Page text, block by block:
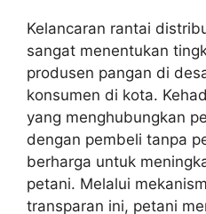
Kelancaran rantai
sangat menentukan
produsen pangan di
konsumen di kota.
yang menghubungkan
dengan pembeli tanpa
berharga untuk
petani. Melalui
transparan ini, petani